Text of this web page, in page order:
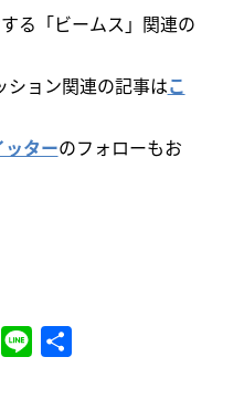
る「ビームス」関連の
ション関連の記事はこ
ッターのフォローもお
TwitterLine